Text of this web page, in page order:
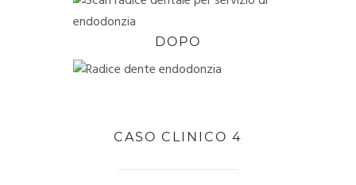
DOPO
CASO CLINICO 4